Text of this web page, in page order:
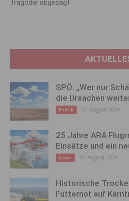
Tragödie abgesagt
SPÖ: „Wer nur
die Ursachen
Politik 10. August 2026
25 Jahre ARA
Einsätze und ein
Leute 10. August 2026
Historische
Futternot auf